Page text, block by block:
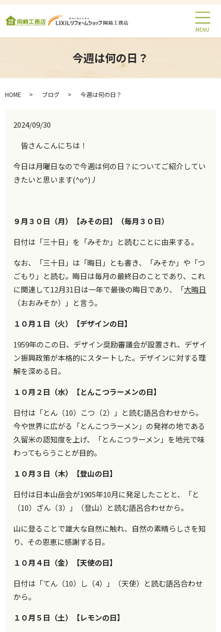
MENU
今週は何の日？
HOME ブログ 今週は何の日？
2024/09/30
皆さんこんにちは！
今日は月曜日なので今週は何の日？についてご紹介してい
きたいと思います(^o^)丿
９月３０日（月）【みその日】（毎月３０日）
日付は「三十日」を「みそか」と読むことに由来する。
なお、「三十日」は「晦日」とも書き、「みそか」や「つ
ごもり」と読む。晦日は毎月の最終日のことであり、これ
に関連して12月31日は一年で最後の晦日であり、「大晦日
（おおみそか）」と言う。
１０月１日（火）【デザインの日】
1959年のこの日、デザイン奨励審議会が設置され、デザイ
ン振興政策が本格的にスタートした。デザインに対する理
解を深める日。
１０月２日（水）【とんこつラーメンの日】
日付は「とん（10）こつ（2）」と読む語呂合わせから。
今や世界に広がる「とんこつラーメン」の発祥の地である
久留米の認知度を上げ、「とんこつラーメン」を地元で味
わってもらうことが目的。
１０月３日（木）【登山の日】
日付は日本山岳会が1905年10月に発足したことと、「と
（10）ざん（3）」（登山）と読む語呂合わせから。
山に登ることで雄大な自然に触れ、自然の素晴らしさを知
り、その恩恵に感謝する日。
１０月４日（金）【天使の日】
日付は「てん（10）し（4）」（天使）と読む語呂合わせ
から。
１０月５日（土）【レモンの日】